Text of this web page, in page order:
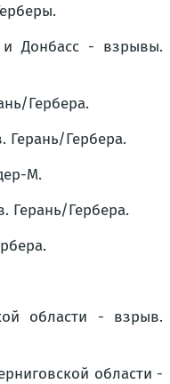
и Донбасс - взрывы.
Гербера.
Герань/Гербера.
М.
Герань/Гербера.
области - взрыв.
области -